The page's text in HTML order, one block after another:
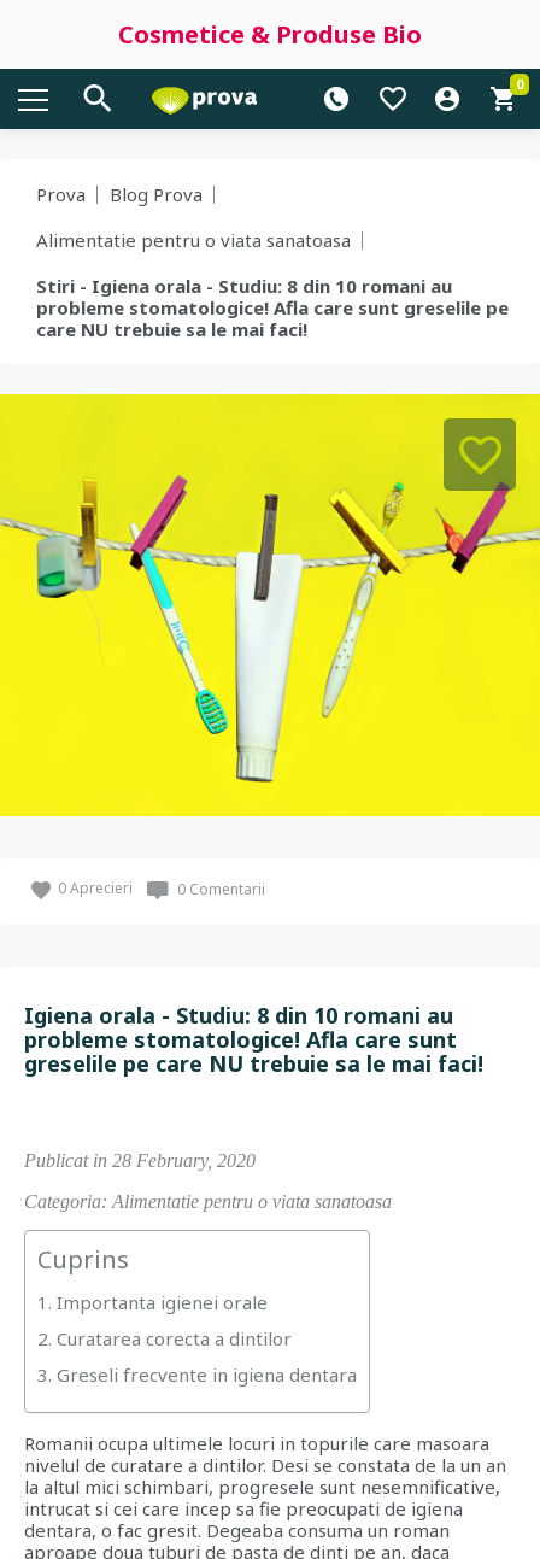
Cosmetice & Produse Bio
0
Prova
Blog Prova
Alimentatie pentru o viata sanatoasa
Stiri - Igiena orala - Studiu: 8 din 10 romani au
probleme stomatologice! Afla care sunt greselile pe
care NU trebuie sa le mai faci!
0Aprecieri 0 Comentarii
Igiena orala - Studiu: 8 din 10 romani au
probleme stomatologice! Afla care sunt
greselile pe care NU trebuie sa le mai faci!
Publicat in 28 February, 2020
Categoria: Alimentatie pentru o viata sanatoasa
Cuprins
1. Importanta igienei orale
2. Curatarea corecta a dintilor
3. Greseli frecvente in igiena dentara
Romanii ocupa ultimele locuri in topurile care masoara
nivelul de curatare a dintilor. Desi se constata de la un an
la altul mici schimbari, progresele sunt nesemnificative,
intrucat si cei care incep sa fie preocupati de igiena
dentara, o fac gresit. Degeaba consuma un roman
aproape doua tuburi de pasta de dinti pe an, daca